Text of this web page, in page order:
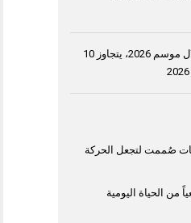
إنتاج القمح في مصر خلال موسم 2026، يتجاوز 10
صُممت لتجعل الحركة
من الحياة اليومية